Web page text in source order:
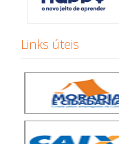
Links úteis